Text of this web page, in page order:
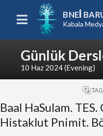
BNEI
Kabala
Günlük
10 Haz 2024 (Evening)
TAG
Baal HaSulam. TES.
Histaklut Pnimit.